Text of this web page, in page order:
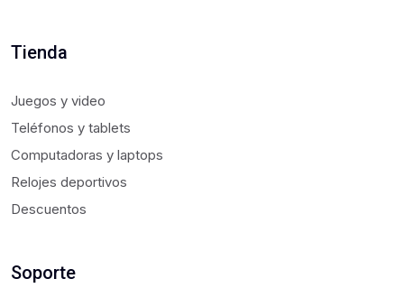
Tienda
Juegos y video
Teléfonos y tablets
Computadoras y laptops
Relojes deportivos
Descuentos
Soporte